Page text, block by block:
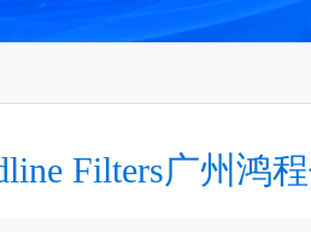
Filters广州鸿